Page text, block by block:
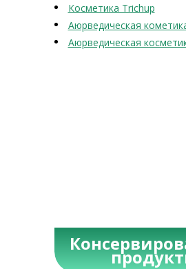
Косметика Trichup
Аюрведическая
Аюрведическая